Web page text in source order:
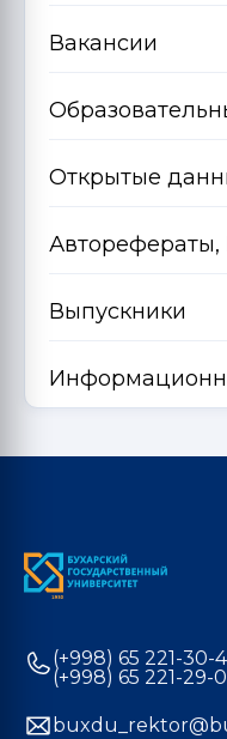
Вакансии
Открытые
Выпускники
(+998) 65 221-30-
(+998) 65 221-29-